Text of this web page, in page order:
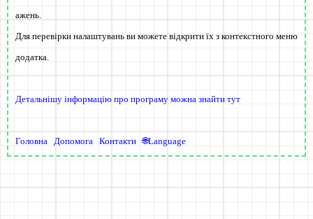
ажень.
Для перевірки налаштувань ви можете відкрити їх з контекстного меню
додатка.
Детальнішу інформацію про програму можна знайти тут
Головна Допомога Контакти 🌐Language